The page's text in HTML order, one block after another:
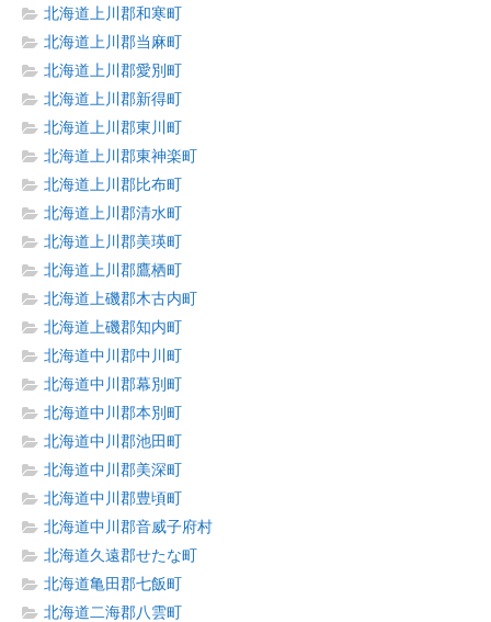
北海道上川郡和寒町
北海道上川郡当麻町
北海道上川郡愛別町
北海道上川郡新得町
北海道上川郡東川町
北海道上川郡東神楽町
北海道上川郡比布町
北海道上川郡清水町
北海道上川郡美瑛町
北海道上川郡鷹栖町
北海道上磯郡木古内町
北海道上磯郡知内町
北海道中川郡中川町
北海道中川郡幕別町
北海道中川郡本別町
北海道中川郡池田町
北海道中川郡美深町
北海道中川郡豊頃町
北海道中川郡音威子府村
北海道久遠郡せたな町
北海道亀田郡七飯町
北海道二海郡八雲町